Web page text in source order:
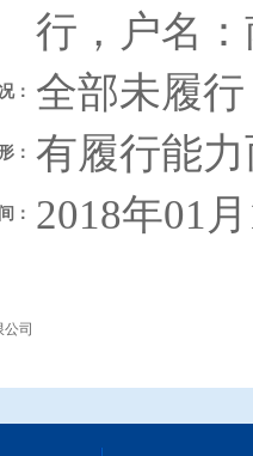
行，户名
： 全部未履行
： 有履行能
： 2018年01
司